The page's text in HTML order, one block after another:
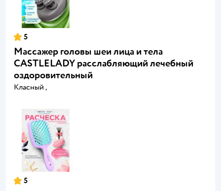
5
Массажер головы шеи лица и тела
CASTLELADY расслабляющий лечебный
оздоровительный
Класный ,
5